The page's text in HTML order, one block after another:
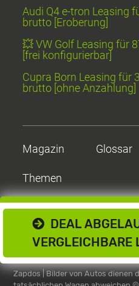
DEAL
VERGLEICHBARE
Audi Q4 e-tron Leasing
brutto [Eroberung]
💥 VW Golf Leasing für
[frei konfigurierbar]
Cupra Born Leasing für
brutto [ohne Anzahlung]
Magazin Glossar
Themen
Zapdos | Bilder von Autos dienen